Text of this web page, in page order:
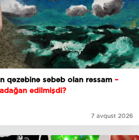
və kilsənin qəzəbinə səbəb olan rəssam –
edilmişdi?
7 avqust 2026